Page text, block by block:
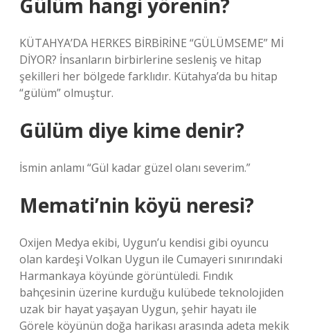
Gülüm hangi yörenin?
KÜTAHYA’DA HERKES BİRBİRİNE “GÜLÜMSEME” Mİ
DİYOR? İnsanların birbirlerine sesleniş ve hitap
şekilleri her bölgede farklıdır. Kütahya’da bu hitap
“gülüm” olmuştur.
Gülüm diye kime denir?
İsmin anlamı “Gül kadar güzel olanı severim.”
Memati’nin köyü neresi?
Oxijen Medya ekibi, Uygun’u kendisi gibi oyuncu
olan kardeşi Volkan Uygun ile Cumayeri sınırındaki
Harmankaya köyünde görüntüledi. Fındık
bahçesinin üzerine kurduğu kulübede teknolojiden
uzak bir hayat yaşayan Uygun, şehir hayatı ile
Görele köyünün doğa harikası arasında adeta mekik